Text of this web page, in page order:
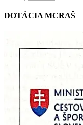
DOTÁCIA MCRAŠ